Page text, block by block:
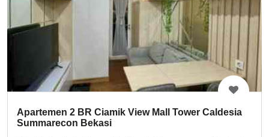
Apartemen 2 BR Ciamik View Mall Tower Caldesia
Summarecon Bekasi